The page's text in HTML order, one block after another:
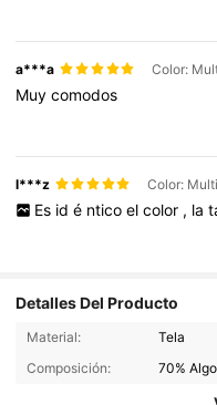
a***a
Muycomodos
l***z
Es id é ntico el color , la
Detalles Del Producto
Material:
Tela
Composición:
70%
4K
4K